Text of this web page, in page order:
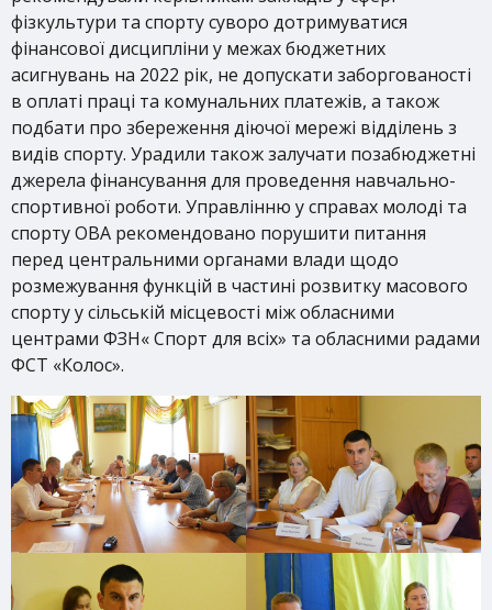
фізкультури та спорту суворо дотримуватися
фінансової дисципліни у межах бюджетних
асигнувань на 2022 рік, не допускати заборгованості
в оплаті праці та комунальних платежів, а також
подбати про збереження діючої мережі відділень з
видів спорту. Урадили також залучати позабюджетні
джерела фінансування для проведення навчально-
спортивної роботи. Управлінню у справах молоді та
спорту ОВА рекомендовано порушити питання
перед центральними органами влади щодо
розмежування функцій в частині розвитку масового
спорту у сільській місцевості між обласними
центрами ФЗН« Спорт для всіх» та обласними радами
ФСТ «Колос».